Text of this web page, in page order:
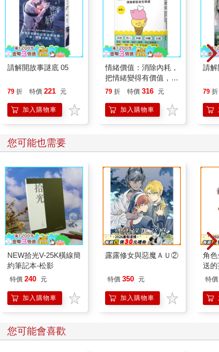
請解開故事謎底 05
79 折 特價 221 元
加入購物車
情緒價值：消除內耗，
把情緒變得有價值，跟
誰都能自在相處
79 折 特價 316 元
加入購物車
請解
79 折
您可能也需要
NEW拾光V-25K橫線簡
約筆記本-松影
特價 240 元
加入購物車
露露修女與惡魔ＡＵ②
特價 350 元
加入購物車
角
送
特價
您可能會喜歡